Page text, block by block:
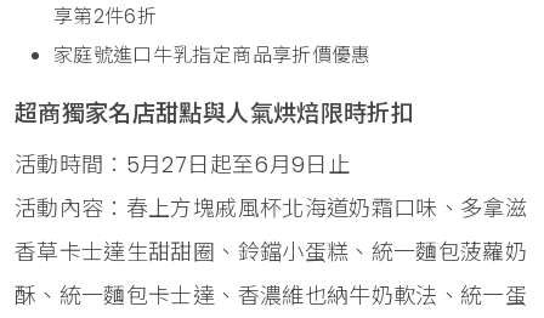
享第2件6折
家庭號進口牛乳指定商品享折價優惠
超商獨家名店甜點與人氣烘焙限時折扣
活動時間：5月27日起至6月9日止
活動內容：春上方塊戚風杯北海道奶霜口味、多拿滋
香草卡士達生甜甜圈、鈴鐺小蛋糕、統一麵包菠蘿奶
酥、統一麵包卡士達、香濃維也納牛奶軟法、統一蛋